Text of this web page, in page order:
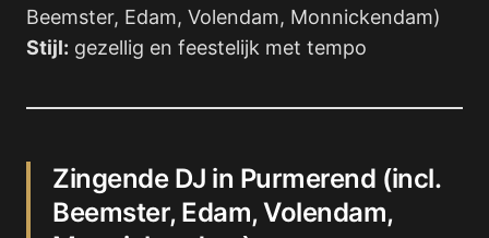
Beemster, Edam, Volendam, Monnickendam)
Stijl: gezellig en feestelijk met tempo
Zingende DJ in Purmerend (incl.
Beemster, Edam, Volendam,